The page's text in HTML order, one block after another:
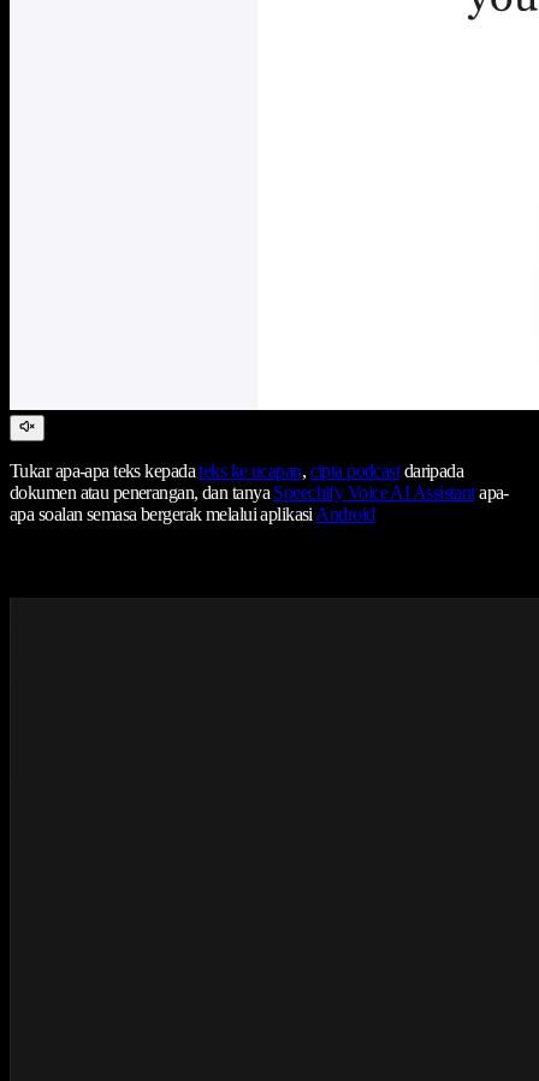
Tukar apa-apa teks kepadateks ke ucapan, cipta podcastdaripada
dokumen atau penerangan, dan tanyaSpeechify Voice AI Assistantapa-
apa soalan semasa bergerak melalui aplikasiAndroid